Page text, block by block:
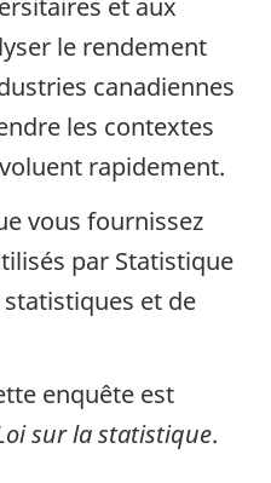
et aux
le rendement
canadiennes
les contextes
rapidement.
vous fournissez
par Statistique
et de
enquête est
sur la statistique.